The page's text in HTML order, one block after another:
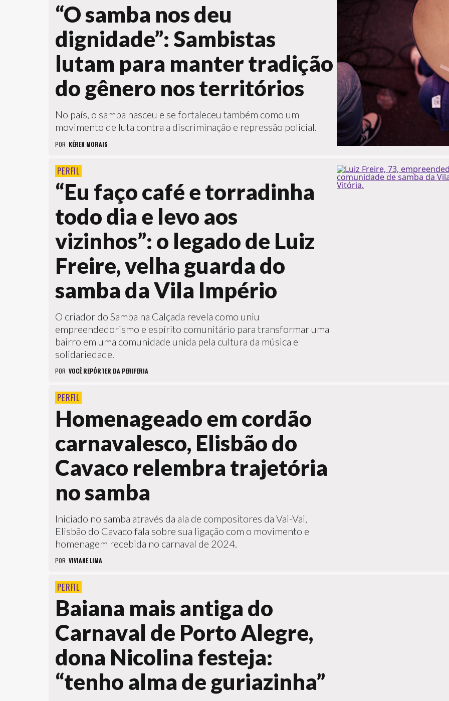
“O samba nos deu
dignidade”: Sambistas
lutam para manter tradição
do gênero nos territórios
No país, o samba nasceu e se fortaleceu também como um
movimento de luta contra a discriminação e repressão policial.
POR KÉREN MORAIS
PERFIL
“Eu faço café e torradinha
todo dia e levo aos
vizinhos”: o legado de Luiz
Freire, velha guarda do
samba da Vila Império
O criador do Samba na Calçada revela como uniu
empreendedorismo e espírito comunitário para transformar uma
bairro em uma comunidade unida pela cultura da música e
solidariedade.
POR VOCÊ REPÓRTER DA PERIFERIA
PERFIL
Homenageado em cordão
carnavalesco, Elisbão do
Cavaco relembra trajetória
no samba
Iniciado no samba através da ala de compositores da Vai-Vai,
Elisbão do Cavaco fala sobre sua ligação com o movimento e
homenagem recebida no carnaval de 2024.
POR VIVIANE LIMA
PERFIL
Baiana mais antiga do
Carnaval de Porto Alegre,
dona Nicolina festeja:
“tenho alma de guriazinha”